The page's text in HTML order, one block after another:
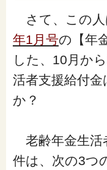
さて、この人
年1月号の【年
した、10月か
活者支援給付
か？
老齢年金生活
件は、次の3つ